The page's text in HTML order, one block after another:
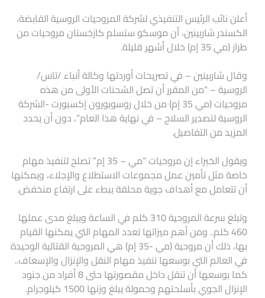
أعلن نائب الرئيس التنفيذي لشركة المروحيات الروسية القابضة،
الكسندر شاربينين، أن موسكو ستسلم كازخستان مروحيات من
طراز (مي 35 إم) خلال أشهر قليلة.
وقال شاربينين – في تصريحات أوردتها وكالة أنباء /تاس/
الروسية – “من المقرر أن تصل الشحنات الأولى من هذه
مروحيات (مي 35 إم) من خلال روسوبورون إكسبورت -الشركة
الروسية لتصدير السلاح – في نهاية هذا العام”، دون أن يحدد
المزيد من التفاصيل.
ويقول الخبراء إن مروحيات “مي – 35 إم” تصلح لتنفيذ مهام
خاصة مثل تأمين عمل مجموعات الاستطلاع والإجلاء، ويمكنها
أن تتعامل مع أهداف جوية محلقة ببطء على ارتفاع منخفض.
وتبلغ سرعة المروحية 310 كلم في الساعة ويبلغ مدى عملها
460 كلم.. ومن أهم ميزاتها تعدد المهام التي يمكنها القيام
بها، ذلك أن مروحية (مي -35 إم) هي المروحية القتالية الوحيدة
في العالم التي بوسعها تنفيذ مهام النقل والإنزال والإسعاف..
كما بوسعها أن تنقل داخل مقصورتها حتى 8 أفراد من جنود
الإنزال الجوي بأسلحتهم وحمولة يبلغ وزنها 1500 كيلوجرام.